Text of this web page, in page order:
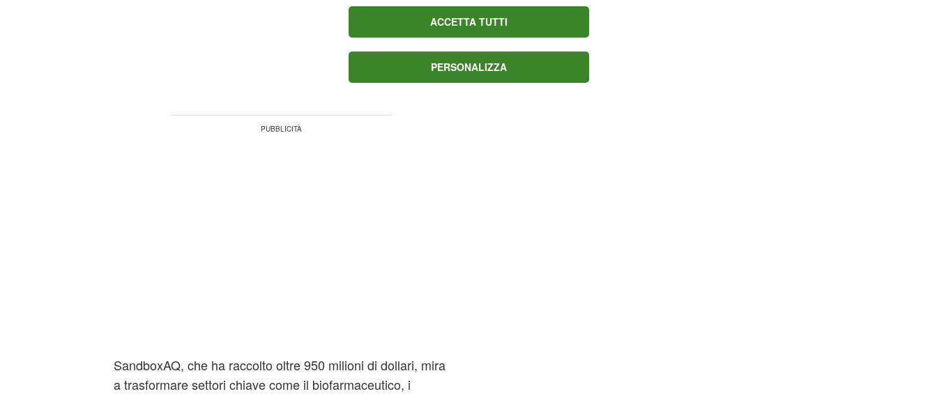
testuali. Questi LQMs sono capaci di eseguire calcoli di
chimica quantistica e simulazioni di dinamica molecolare e
microcinetica, consentendo di prevedere con precisione il
comportamento delle molecole candidate prima di qualsiasi
SandboxAQ, che ha raccolto oltre 950 milioni di dollari, mira
a trasformare settori chiave come il biofarmaceutico, i
ACCETTA TUTTI
PERSONALIZZA